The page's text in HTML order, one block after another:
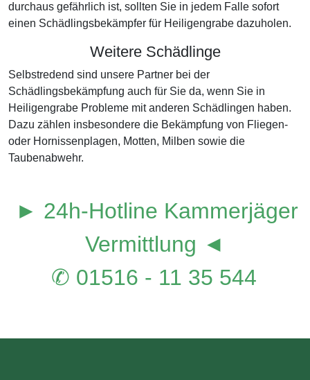
durchaus gefährlich ist, sollten Sie in jedem Falle sofort
einen Schädlingsbekämpfer für Heiligengrabe dazuholen.
Weitere Schädlinge
Selbstredend sind unsere Partner bei der
Schädlingsbekämpfung auch für Sie da, wenn Sie in
Heiligengrabe Probleme mit anderen Schädlingen haben.
Dazu zählen insbesondere die Bekämpfung von Fliegen-
oder Hornissenplagen, Motten, Milben sowie die
Taubenabwehr.
► 24h-Hotline Kammerjäger
Vermittlung ◄
✆ 01516 - 11 35 544